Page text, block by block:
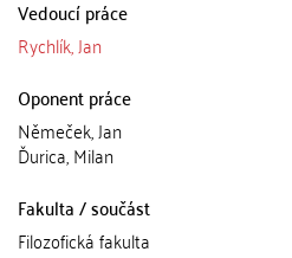
Vedoucí práce
Rychlík, Jan
Oponent práce
Němeček, Jan
Ďurica, Milan
Fakulta / součást
Filozofická fakulta